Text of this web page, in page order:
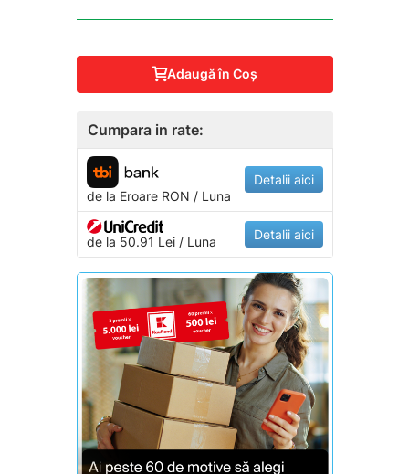
Adaugă în Coş
Cumpara in rate:
de la EroareRON / Luna
Detalii aici
de la 50.91 Lei / Luna Detalii aici